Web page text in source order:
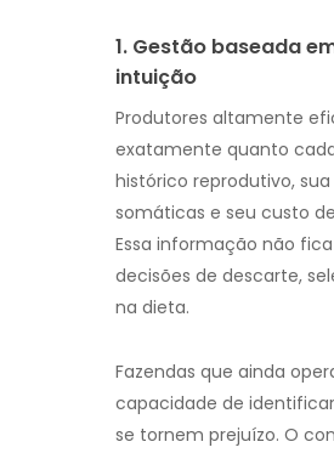
1. Gestão baseada
intuição
Produtores altamente
exatamente quanto
histórico reprodutivo,
somáticas e seu custo
Essa informação não
decisões de descarte,
na dieta.
Fazendas que ainda
capacidade de
se tornem prejuízo. O